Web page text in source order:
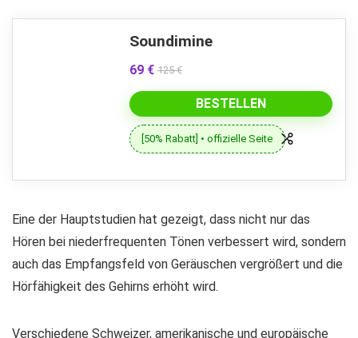
Soundimine
69 € 125 €
BESTELLEN
[50% Rabatt] • offizielle Seite
Eine der Hauptstudien hat gezeigt, dass nicht nur das
Hören bei niederfrequenten Tönen verbessert wird, sondern
auch das Empfangsfeld von Geräuschen vergrößert und die
Hörfähigkeit des Gehirns erhöht wird.
Verschiedene Schweizer, amerikanische und europäische